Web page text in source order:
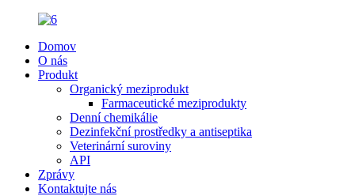
Domov
O nás
Produkt
Organický meziprodukt
Farmaceutické meziprodukty
Denní chemikálie
Dezinfekční prostředky a antiseptika
Veterinární suroviny
API
Zprávy
Kontaktujte nás